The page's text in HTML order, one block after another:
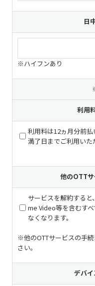
日
※ハイフンあり
利用
利用料は12ヵ月分前払
満了日までご利用いた
他のOTT
サービスを解約する
me Video等を含むす
なくなります。
※他のOTTサービスの手
さい。
デバ